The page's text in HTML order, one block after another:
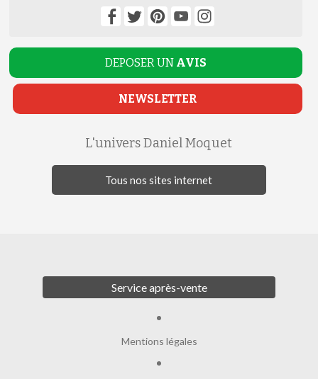
DEPOSER UN AVIS
NEWSLETTER
L'univers Daniel Moquet
Tous nos sites internet
Service après-vente
Mentions légales